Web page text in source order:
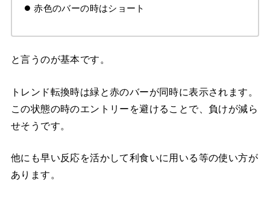
赤色のバーの時はショート
と言うのが基本です。
トレンド転換時は緑と赤のバーが同時に表示されます。
この状態の時のエントリーを避けることで、負けが減ら
せそうです。
他にも早い反応を活かして利食いに用いる等の使い方が
あります。